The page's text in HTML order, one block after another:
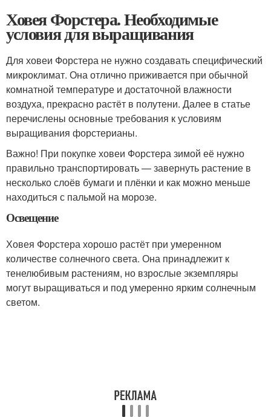
Ховея Форстера. Необходимые
условия для выращивания
Для ховеи Форстера не нужно создавать специфический
микроклимат. Она отлично приживается при обычной
комнатной температуре и достаточной влажности
воздуха, прекрасно растёт в полутени. Далее в статье
перечислены основные требования к условиям
выращивания форстерианы.
Важно! При покупке ховеи Форстера зимой её нужно
правильно транспортировать — завернуть растение в
несколько слоёв бумаги и плёнки и как можно меньше
находиться с пальмой на морозе.
Освещение
Ховея Форстера хорошо растёт при умеренном
количестве солнечного света. Она принадлежит к
тенелюбивым растениям, но взрослые экземпляры
могут выращиваться и под умеренно ярким солнечным
светом.